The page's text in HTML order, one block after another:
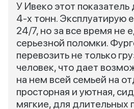
У Ивеко этот показатель
4-х тонн. Эксплуатирую
24/7, но за все время не
серьезной поломки.
перевозить не только
человек, что дает
на нем всей семьей на
просторная и уютная,
мягкие, для длительных